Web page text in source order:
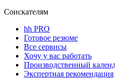
Соискателям
hh PRO
Готовое резюме
Все сервисы
Хочу у вас работать
Производственный
Экспертная рекомендация